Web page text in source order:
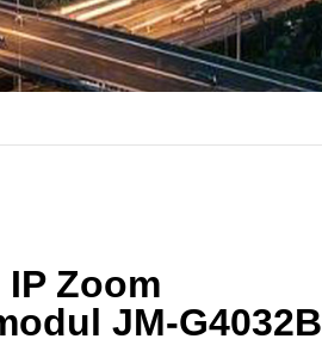
Zoom
JM-G4032B